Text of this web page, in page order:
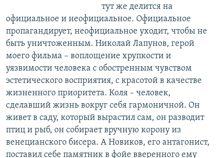
тут же делится на
официальное и неофициальное. Официальное
пропагандирует, неофициальное уходит, чтобы не
быть уничтоженным. Николай Лапунов, герой
моего фильма – воплощение хрупкости и
уязвимости человека с обостренным чувством
эстетического восприятия, с красотой в качестве
жизненного приоритета. Коля – человек,
сделавший жизнь вокруг себя гармоничной. Он
живет в саду, который вырастил сам, он разводит
птиц и рыб, он собирает вручную корону из
венецианского бисера. А Новиков, его антагонист,
поставил себе памятник в фойе вверенного ему